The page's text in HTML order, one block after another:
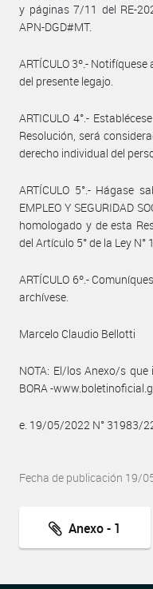
y páginas 7/11 del RE-
APN-DGD#MT.
ARTÍCULO 3º.-
del presente legajo.
ARTICULO 4°.-
Resolución, será
derecho individual del
ARTÍCULO 5°.- Hágase
EMPLEO Y SEGURIDAD
homologado y de esta
del Artículo 5° de la Ley N°
ARTÍCULO 6º.-
archívese.
Marcelo Claudio Bellotti
NOTA: El/los Anexo/s
BORA -
e. 19/05/2022 N° 31983/
Fecha de publicación 19/
Anexo - 1